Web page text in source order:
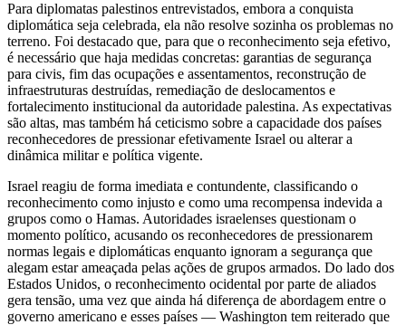
Para diplomatas palestinos entrevistados, embora a conquista
diplomática seja celebrada, ela não resolve sozinha os problemas no
terreno. Foi destacado que, para que o reconhecimento seja efetivo,
é necessário que haja medidas concretas: garantias de segurança
para civis, fim das ocupações e assentamentos, reconstrução de
infraestruturas destruídas, remediação de deslocamentos e
fortalecimento institucional da autoridade palestina. As expectativas
são altas, mas também há ceticismo sobre a capacidade dos países
reconhecedores de pressionar efetivamente Israel ou alterar a
dinâmica militar e política vigente.
Israel reagiu de forma imediata e contundente, classificando o
reconhecimento como injusto e como uma recompensa indevida a
grupos como o Hamas. Autoridades israelenses questionam o
momento político, acusando os reconhecedores de pressionarem
normas legais e diplomáticas enquanto ignoram a segurança que
alegam estar ameaçada pelas ações de grupos armados. Do lado dos
Estados Unidos, o reconhecimento ocidental por parte de aliados
gera tensão, uma vez que ainda há diferença de abordagem entre o
governo americano e esses países — Washington tem reiterado que